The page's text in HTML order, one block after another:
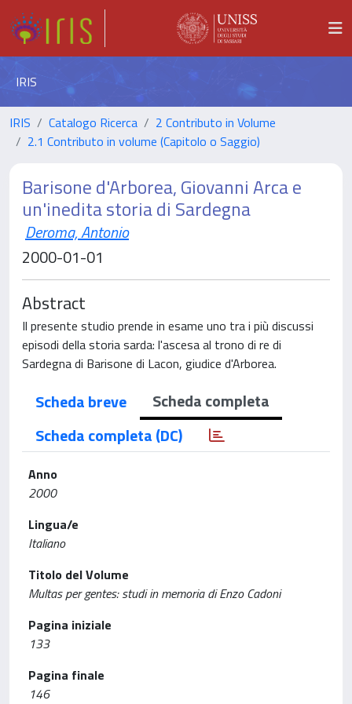
IRIS
IRIS Catalogo Ricerca
2 Contributo in Volume
2.1 Contributo in volume (Capitolo o Saggio)
Barisone d'Arborea, Giovanni Arca e
un'inedita storia di Sardegna
Deroma, Antonio
2000-01-01
Abstract
Il presente studio prende in esame uno tra i più discussi
episodi della storia sarda: l'ascesa al trono di re di
Sardegna di Barisone di Lacon, giudice d'Arborea.
Scheda breve
Scheda completa
Scheda completa (DC)
Anno
2000
Lingua/e
Italiano
Titolo del Volume
Multas per gentes: studi in memoria di Enzo Cadoni
Pagina iniziale
133
Pagina finale
146